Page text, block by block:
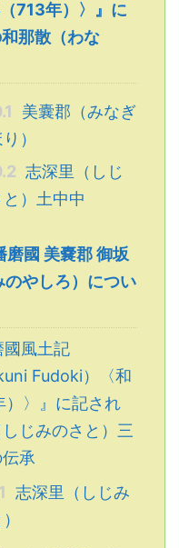
713年）〉』に
那散（わな
美囊郡（みなぎ
）
志深里（しじ
）土中中
國 美嚢郡 御坂
やしろ）につい
國風土記
Fudoki）〈和
）〉』に記され
じみのさと）三
承
志深里（しじみ